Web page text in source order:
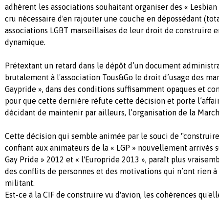
adhèrent les associations souhaitant organiser des « Lesbian
cru nécessaire d'en rajouter une couche en dépossédant
associations LGBT marseillaises de leur droit de construire
dynamique.
Prétextant un retard dans le dépôt d’un document
brutalement à l'association Tous&Go le droit d’usage des
Gaypride », dans des conditions suffisamment opaques et
pour que cette dernière réfute cette décision et porte
décidant de maintenir par ailleurs, l’organisation de la
Cette décision qui semble animée par le souci de
confiant aux animateurs de la « LGP » nouvellement arrivés
Gay Pride » 2012 et « l'Europride 2013 », paraît plus
des conflits de personnes et des motivations qui n’ont rien
militant.
Est-ce à la CIF de construire vu d'avion, les cohérences